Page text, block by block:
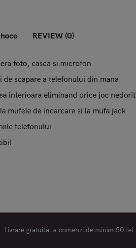
hoco REVIEW (0)
foto, casca si microfon
scapare a telefonului din mana
interioara eliminand orice joc nedorit
mufele de incarcare si la mufa jack
telefonului
Livrare gratuita la comenzi de minim 50 lei